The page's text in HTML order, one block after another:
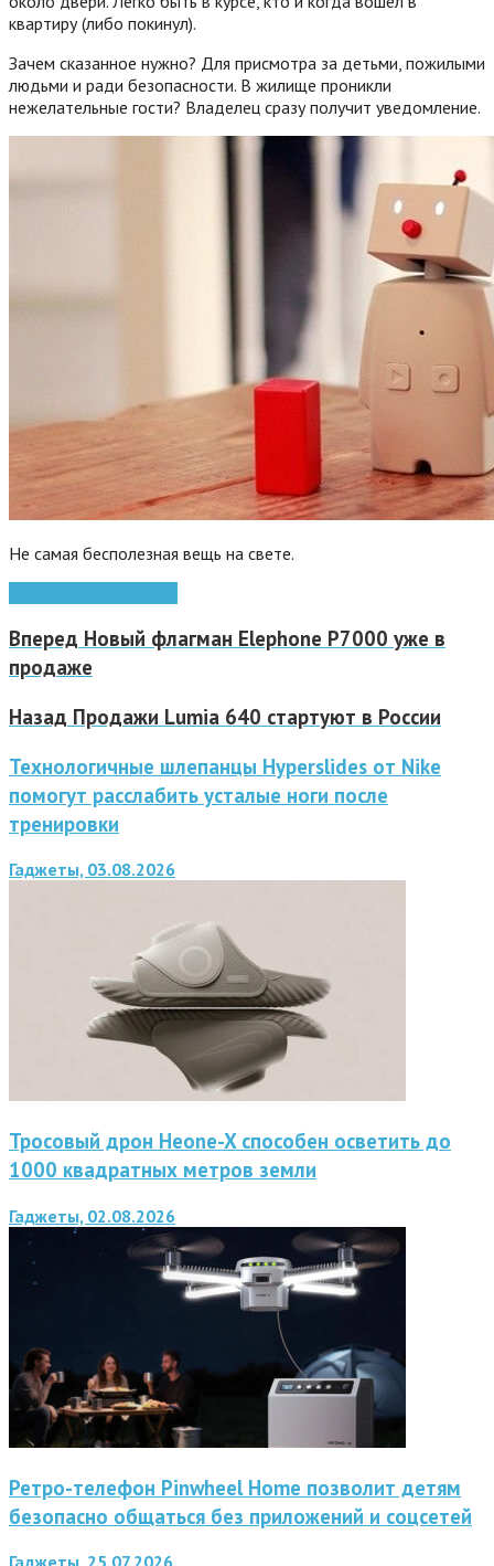
квартиру (либо покинул).
Зачем сказанное нужно? Для присмотра за детьми, пожилыми
людьми и ради безопасности. В жилище проникли
нежелательные гости? Владелец сразу получит уведомление.
Не самая бесполезная вещь на свете.
Вперед Новый флагман Elephone P7000 уже в
продаже
Назад Продажи Lumia 640 стартуют в России
Технологичные шлепанцы Hyperslides от Nike
помогут расслабить усталые ноги после
тренировки
Гаджеты, 03.08.2026
Тросовый дрон Heone-X способен осветить до
1000 квадратных метров земли
Гаджеты, 02.08.2026
Ретро-телефон Pinwheel Home позволит детям
безопасно общаться без приложений и соцсетей